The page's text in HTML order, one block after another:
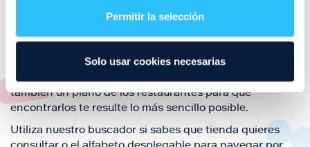
Permitir la selección
Solo usar cookies necesarias
también de nuestra oferta de ocio y shopping durante
podrás encontrar toda la información necesaria de
cada una de nuestras marcas. Sus datos de contacto y
también un plano de los restaurantes para que
encontrarlos te resulte lo más sencillo posible.
Utiliza nuestro buscador si sabes que tienda quieres